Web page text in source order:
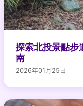
探索北投景點步
南
2026年01月25日